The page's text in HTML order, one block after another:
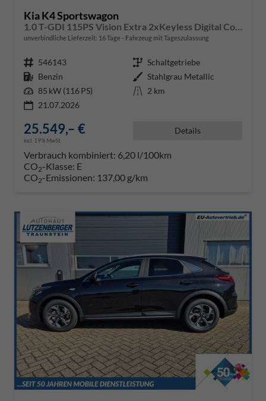
Kia K4 Sportswagon
1.0 T-GDI 115PS Vision Extra 2xKeyless Digital Cockpit Klimaautomatik Sitzheizung Navi ACC PDC v+h Rückf.Kamera DAB Bluetooth Touchscreen Apple CarPlay Android Auto abged.Scheiben 16"LM
unverbindliche Lieferzeit: 16 Tage Fahrzeug mit Tageszulassung
Fahrzeugnr. 546143 Getriebe Schaltgetriebe
Kraftstoff Benzin Außenfarbe Stahlgrau Metallic
Leistung 85 kW (116 PS) Kilometerstand 2 km
21.07.2026
25.549,– €
incl. 19% MwSt.
Details
Verbrauch kombiniert: 6,20 l/100km
CO2-Klasse: E
CO2-Emissionen: 137,00 g/km